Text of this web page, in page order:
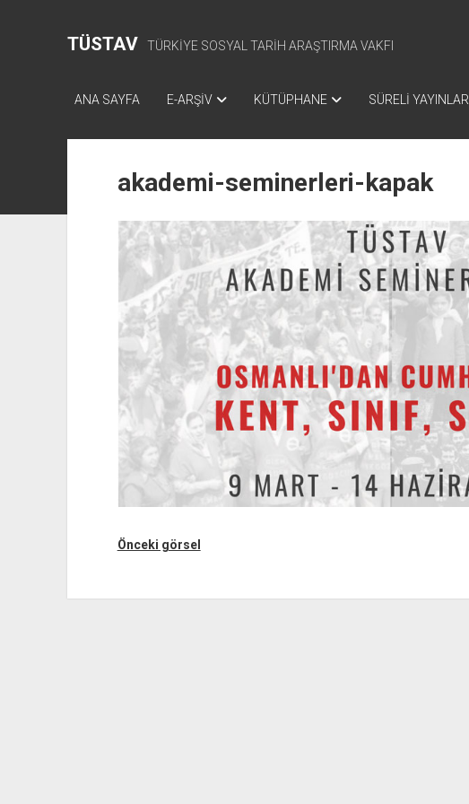
TÜSTAV TÜRKİYE SOSYAL TARİH ARAŞTIRMA VAKFI
ANA SAYFA E-ARŞİV KÜTÜPHANE SÜRELİ YAYINLAR
akademi-seminerleri-kapak
Önceki görsel